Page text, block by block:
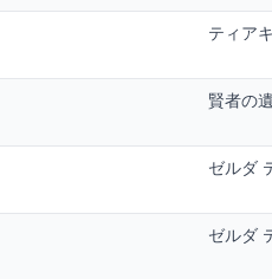
ティア
賢者の
ゼルダ
ゼルダ